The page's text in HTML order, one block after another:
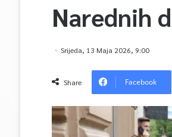
Narednih
Srijeda, 13 Maja 2026, 9:00
Share Facebook